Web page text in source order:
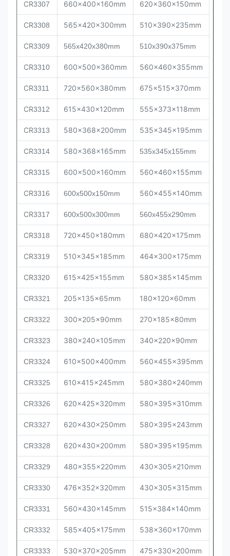
CR3307 660x400x160mm 620x360x150mm
CR3308 565x420x300mm 510x390x235mm
CR3309 565x420x380mm 510x390x375mm
CR3310 600x500x360mm 560x460x355mm
CR3311 720x560x380mm 675x515x370mm
CR3312 615x430x120mm 555x373x118mm
CR3313 580x368x200mm 535x345x195mm
CR3314 580x368x165mm 535x345x155mm
CR3315 600x500x160mm 560x460x155mm
CR3316 600x500x150mm 560x455x140mm
CR3317 600x500x300mm 560x455x290mm
CR3318 720x450x180mm 680x420x175mm
CR3319 510x345x185mm 464x300x175mm
CR3320 615x425x155mm 580x385x145mm
CR3321 205x135x65mm 180x120x60mm
CR3322 300x205x90mm 270x185x80mm
CR3323 380x240x105mm 340x220x90mm
CR3324 610x500x400mm 560x455x395mm
CR3325 610x415x245mm 580x380x240mm
CR3326 620x425x320mm 580x395x310mm
CR3327 620x430x250mm 580x395x243mm
CR3328 620x430x200mm 580x395x195mm
CR3329 480x355x220mm 430x305x210mm
CR3330 476x352x320mm 430x305x315mm
CR3331 560x430x145mm 515x384x140mm
CR3332 585x405x175mm 538x360x170mm
CR3333 530x370x205mm 475x330x200mm